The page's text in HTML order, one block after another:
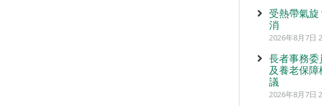
受熱帶氣
消
2026年8月7日
長者事務
及養老保
議
2026年8月7日